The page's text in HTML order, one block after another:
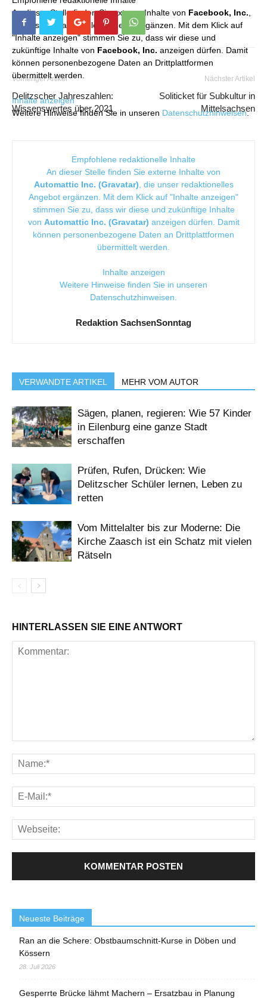
An dieser Stelle finden Sie externe Inhalte von Facebook, Inc.
die unser redaktionelles Angebot ergänzen. Mit dem Klick auf
"Inhalte anzeigen" stimmen Sie zu, dass wir diese und
zukünftige Inhalte von Facebook, Inc. anzeigen dürfen. Damit
können personenbezogene Daten an Drittplattformen
übermittelt werden.
Inhalte anzeigen
Weitere Hinweise finden Sie in unseren Datenschutzhinweisen.
Vorheriger Artikel
Delitzscher Jahreszahlen:
Wissenswertes über 2021
Nächster Artikel
Soliticket für Subkultur in
Mittelsachsen
Empfohlene redaktionelle Inhalte
An dieser Stelle finden Sie externe Inhalte von
Automattic Inc. (Gravatar) , die unser redaktionelles
Angebot ergänzen. Mit dem Klick auf "Inhalte anzeigen"
stimmen Sie zu, dass wir diese und zukünftige Inhalte
von Automattic Inc. (Gravatar) anzeigen dürfen. Damit
können personenbezogene Daten an Drittplattformen
übermittelt werden.
Inhalte anzeigen
Weitere Hinweise finden Sie in unseren
Datenschutzhinweisen
Redaktion SachsenSonntag
VERWANDTE ARTIKEL MEHR VOM AUTOR
Sägen, planen, regieren: Wie 57 Kinder
in Eilenburg eine ganze Stadt
erschaffen
Prüfen, Rufen, Drücken: Wie
Delitzscher Schüler lernen, Leben zu
retten
Vom Mittelalter bis zur Moderne: Die
Kirche Zaasch ist ein Schatz mit vielen
Rätseln
HINTERLASSEN SIE EINE ANTWORT
Neueste Beiträge
Ran an die Schere: Obstbaumschnitt-Kurse in Döben und
Kössern
28. Juli 2026
Gesperrte Brücke lähmt Machern – Ersatzbau in Planung